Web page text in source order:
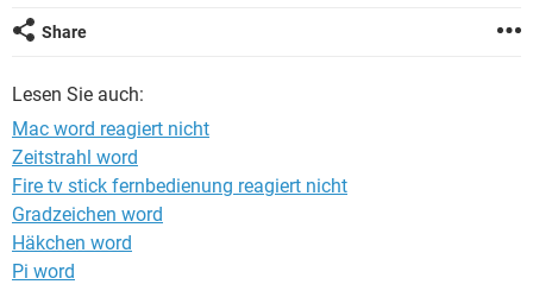
Share
Lesen Sie auch:
Mac word reagiert nicht
Zeitstrahl word
Fire tv stick fernbedienung reagiert nicht
Gradzeichen word
Häkchen word
Pi word